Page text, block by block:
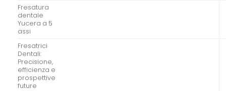
Fresatura
dentale
Yucera a 5
assi
Fresatrici
Dentali:
Precisione,
efficienza e
prospettive
future